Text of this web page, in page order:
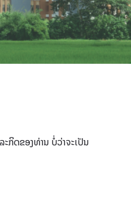
ກິດຂອງທ່ານ ບໍ່ວ່າຈະເປັນ